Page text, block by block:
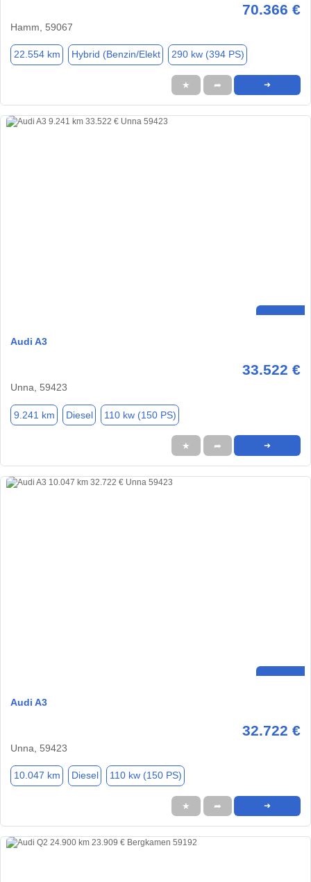
70.366 €
Hamm, 59067
22.554 km Hybrid (Benzin/Elekt 290 kw (394 PS)
★ ➦ ➜
Audi A3
33.522 €
Unna, 59423
9.241 km Diesel 110 kw (150 PS)
★ ➦ ➜
Audi A3
32.722 €
Unna, 59423
10.047 km Diesel 110 kw (150 PS)
★ ➦ ➜